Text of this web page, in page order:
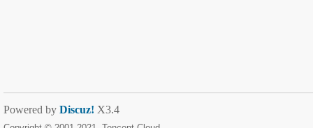
Powered by Discuz! X3.4